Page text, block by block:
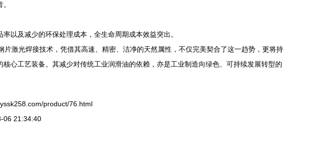
以及减少的环保处理成本，全生命周期成本效益突出。
激光焊接技术，凭借其高速、精密、洁净的天然属性，不仅完美契合了这一趋势，更将持
心工艺装备。其减少对传统工业润滑油的依赖，亦是工业制造向绿色、可持续发展转型的
product/76.html
06 21:34:40